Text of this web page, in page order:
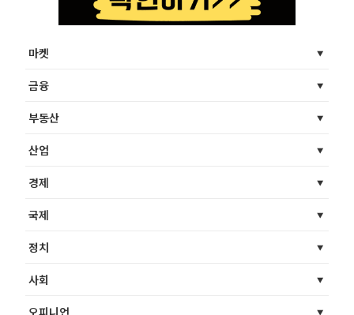
마켓
금융
부동산
산업
경제
국제
정치
사회
오피니언